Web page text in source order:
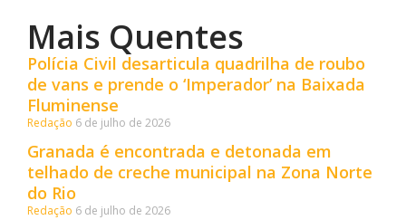
Mais Quentes
Polícia Civil desarticula quadrilha de roubo
de vans e prende o ‘Imperador’ na Baixada
Fluminense
Redação 6 de julho de 2026
Granada é encontrada e detonada em
telhado de creche municipal na Zona Norte
do Rio
Redação 6 de julho de 2026